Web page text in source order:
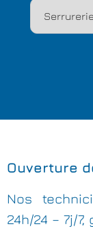
Ouverture
Nos
24h/24 – 7j/